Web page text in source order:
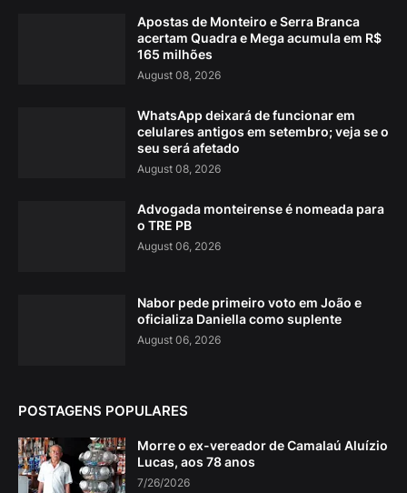
Apostas de Monteiro e Serra Branca
acertam Quadra e Mega acumula em R$
165 milhões
August 08, 2026
WhatsApp deixará de funcionar em
celulares antigos em setembro; veja se o
seu será afetado
August 08, 2026
Advogada monteirense é nomeada para
o TRE PB
August 06, 2026
Nabor pede primeiro voto em João e
oficializa Daniella como suplente
August 06, 2026
POSTAGENS POPULARES
Morre o ex-vereador de Camalaú Aluízio
Lucas, aos 78 anos
7/26/2026